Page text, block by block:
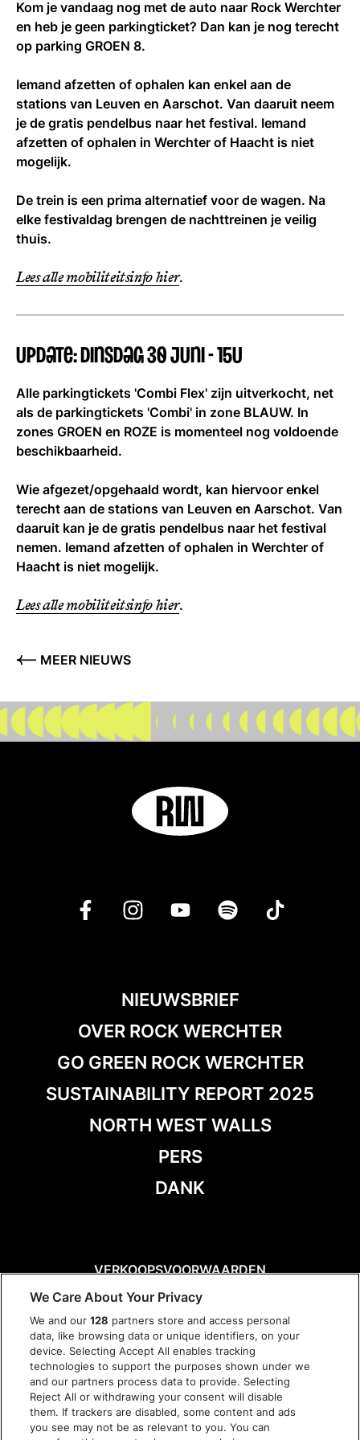
Kom je vandaag nog met de auto naar Rock Werchter
en heb je geen parkingticket? Dan kan je nog terecht
op parking GROEN 8.
Iemand afzetten of ophalen kan enkel aan de
stations van Leuven en Aarschot. Van daaruit neem
je de gratis pendelbus naar het festival. Iemand
afzetten of ophalen in Werchter of Haacht is niet
mogelijk.
De trein is een prima alternatief voor de wagen. Na
elke festivaldag brengen de nachttreinen je veilig
thuis.
Lees alle mobiliteitsinfo hier.
UPDATE: dinsdag 30 juni - 15u
Alle parkingtickets 'Combi Flex' zijn uitverkocht, net
als de parkingtickets 'Combi' in zone BLAUW. In
zones GROEN en ROZE is momenteel nog voldoende
beschikbaarheid.
Wie afgezet/opgehaald wordt, kan hiervoor enkel
terecht aan de stations van Leuven en Aarschot. Van
daaruit kan je de gratis pendelbus naar het festival
nemen. Iemand afzetten of ophalen in Werchter of
Haacht is niet mogelijk.
Lees alle mobiliteitsinfo hier.
MEER NIEUWS
NIEUWSBRIEF
OVER ROCK WERCHTER
GO GREEN ROCK WERCHTER
SUSTAINABILITY REPORT 2025
NORTH WEST WALLS
PERS
DANK
VERKOOPSVOORWAARDEN
DISCLAIMER
PRIVACY POLICY
COOKIES
TOEGANKELIJKHEID
We Care About Your Privacy
We and our128 partners store and access personal
data, like browsing data or unique identifiers, on your
device. Selecting Accept All enables tracking
technologies to support the purposes shown under we
and our partners process data to provide. Selecting
Reject All or withdrawing your consent will disable
them. If trackers are disabled, some content and ads
you see may not be as relevant to you. You can